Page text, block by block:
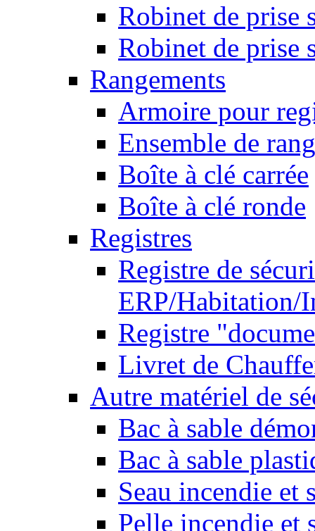
Robinet de prise
Robinet de prise
Rangements
Armoire pour
Ensemble de
Boîte à clé carrée
Boîte à clé ronde
Registres
Registre de
ERP/Habitation/
Registre
Livret de
Autre matériel de
Bac à sable
Bac à sable
Seau incendie et
Pelle incendie et